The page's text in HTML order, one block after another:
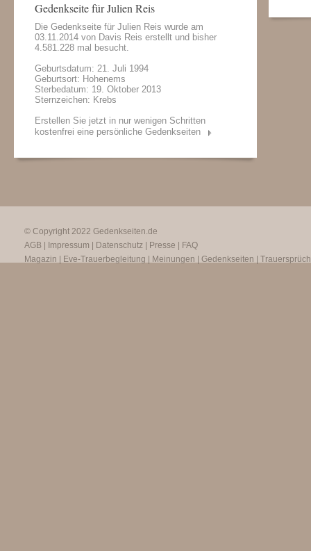
Gedenkseite für Julien Reis
Die Gedenkseite für Julien Reis wurde am
03.11.2014 von Davis Reis erstellt und bisher
4.581.228 mal besucht.
Geburtsdatum: 21. Juli 1994
Geburtsort: Hohenems
Sterbedatum: 19. Oktober 2013
Sternzeichen: Krebs
Erstellen Sie jetzt in nur wenigen Schritten
kostenfrei eine persönliche Gedenkseiten
© Copyright 2022 Gedenkseiten.de
AGB
Impressum Datenschutz Presse
FAQ
Magazin
Eve-Trauerbegleitung Meinungen Gedenkseiten